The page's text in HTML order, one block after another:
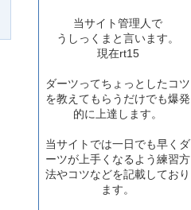
当サイト管理人で
うしっくまと言います。
現在rt15
ダーツってちょっとしたコツ
を教えてもらうだけでも爆発
的に上達します。
当サイトでは一日でも早くダ
ーツが上手くなるよう練習方
法やコツなどを記載しており
ます。